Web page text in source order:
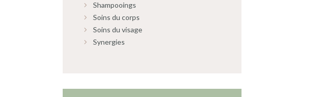
Shampooings
Soins du corps
Soins du visage
Synergies